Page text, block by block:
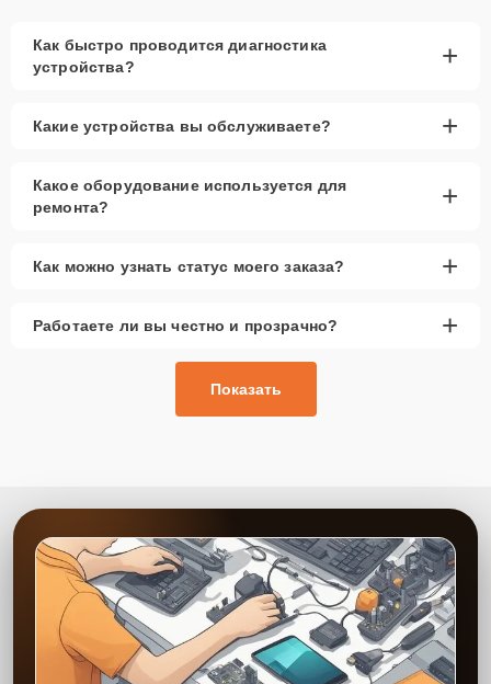
Как быстро проводится диагностика
устройства?
+
Какие устройства вы обслуживаете? +
Какое оборудование используется для
ремонта?
+
Как можно узнать статус моего заказа? +
Работаете ли вы честно и прозрачно? +
Показать